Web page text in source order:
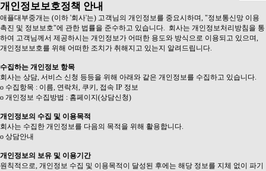
개인정보보호정책 안내
애플대부중개는 (이하 '회사'는) 고객님의 개인정보를 중요시하며, "정보통신망 이용
촉진 및 정보보호"에 관한 법률을 준수하고 있습니다. 회사는 개인정보처리방침을 통
하여 고객님께서 제공하시는 개인정보가 어떠한 용도와 방식으로 이용되고 있으며,
개인정보보호를 위해 어떠한 조치가 취해지고 있는지 알려드립니다.
수집하는 개인정보 항목
회사는 상담, 서비스 신청 등등을 위해 아래와 같은 개인정보를 수집하고 있습니다.
ο 수집항목 : 이름, 연락처, 쿠키, 접속 IP 정보
ο 개인정보 수집방법 : 홈페이지(상담신청)
개인정보의 수집 및 이용목적
회사는 수집한 개인정보를 다음의 목적을 위해 활용합니다.
ο 상담안내
개인정보의 보유 및 이용기간
원칙적으로, 개인정보 수집 및 이용목적이 달성된 후에는 해당 정보를 지체 없이 파기